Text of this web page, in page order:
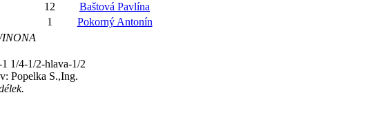
12
Baštová Pavlína
1
Pokorný Antonín
1/4-1/2-hlava-1/2
Popelka S.,Ing.